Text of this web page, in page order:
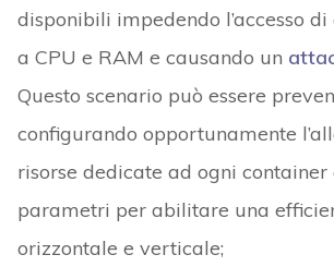
disponibili impedendo l’accesso
a CPU e RAM e causando un
Questo scenario può essere
configurando opportunamente
risorse dedicate ad ogni
parametri per abilitare una
orizzontale e verticale;